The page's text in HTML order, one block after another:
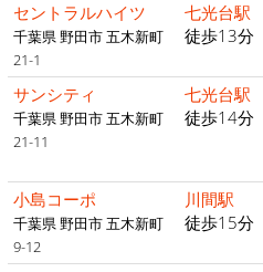
セントラルハイツ
千葉県 野田市 五木新町
21-1
七光台駅
徒歩13分
サンシティ
千葉県 野田市 五木新町
21-11
七光台駅
徒歩14分
小島コーポ
千葉県 野田市 五木新町
9-12
川間駅
徒歩15分